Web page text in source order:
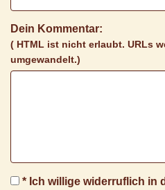
Dein Kommentar:
( HTML ist nicht erlaubt. URLs
umgewandelt.)
* Ich willige widerruflich in